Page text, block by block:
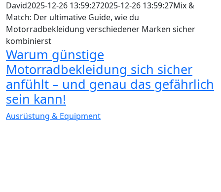
David2025-12-26 13:59:272025-12-26 13:59:27Mix &
Match: Der ultimative Guide, wie du
Motorradbekleidung verschiedener Marken sicher
kombinierst
Warum günstige
Motorradbekleidung sich sicher
anfühlt – und genau das gefährlich
sein kann!
Ausrüstung & Equipment